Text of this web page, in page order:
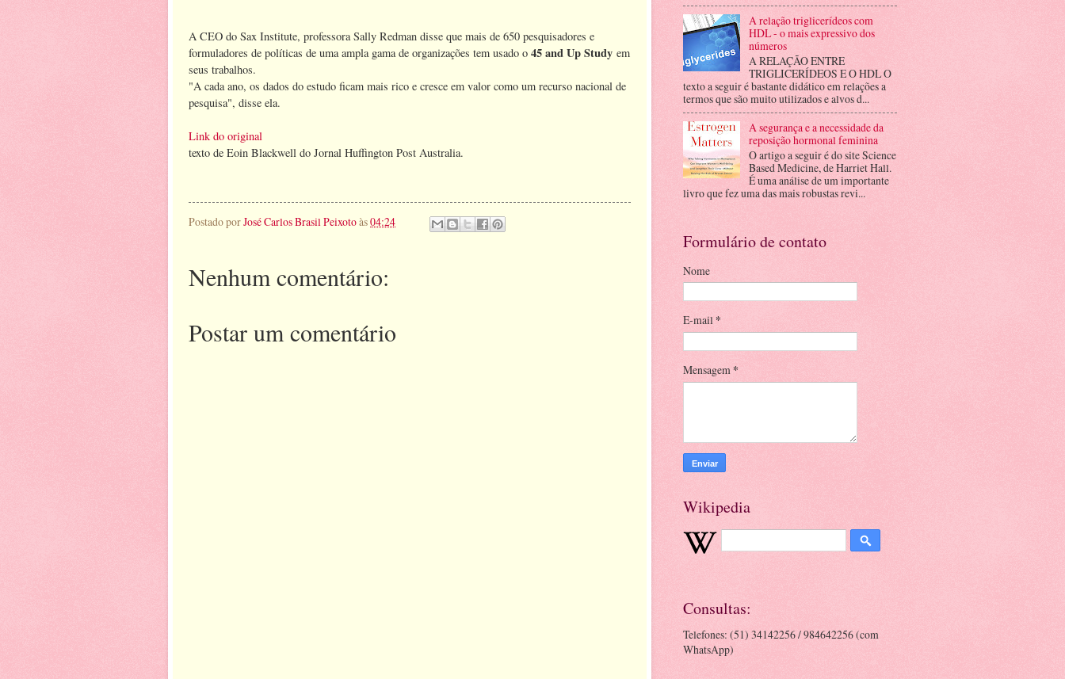
A CEO do Sax Institute, professora Sally Redman disse que mais de 650 pesquisadores e
formuladores de políticas de uma ampla gama de organizações tem usado o 45 and Up Study em
seus trabalhos.
"A cada ano, os dados do estudo ficam mais rico e cresce em valor como um recurso nacional de
pesquisa", disse ela.
Link do original
texto de Eoin Blackwell do Jornal Huffington Post Australia.
Postado porJosé Carlos Brasil Peixotoàs04:24
Nenhum comentário:
Postar um comentário
A relação triglicerídeos com
HDL - o mais expressivo dos
números
A RELAÇÃO ENTRE
TRIGLICERÍDEOS E O HDL O
texto a seguir é bastante didático em relações a
termos que são muito utilizados e alvos d...
A segurança e a necessidade da
reposição hormonal feminina
O artigo a seguir é do site Science
Based Medicine, de Harriet Hall.
É uma análise de um importante
livro que fez uma das mais robustas revi...
Formulário de contato
Nome
E-mail *
Mensagem *
Wikipedia
Consultas:
Telefones: (51) 34142256 / 984642256 (com
WhatsApp)